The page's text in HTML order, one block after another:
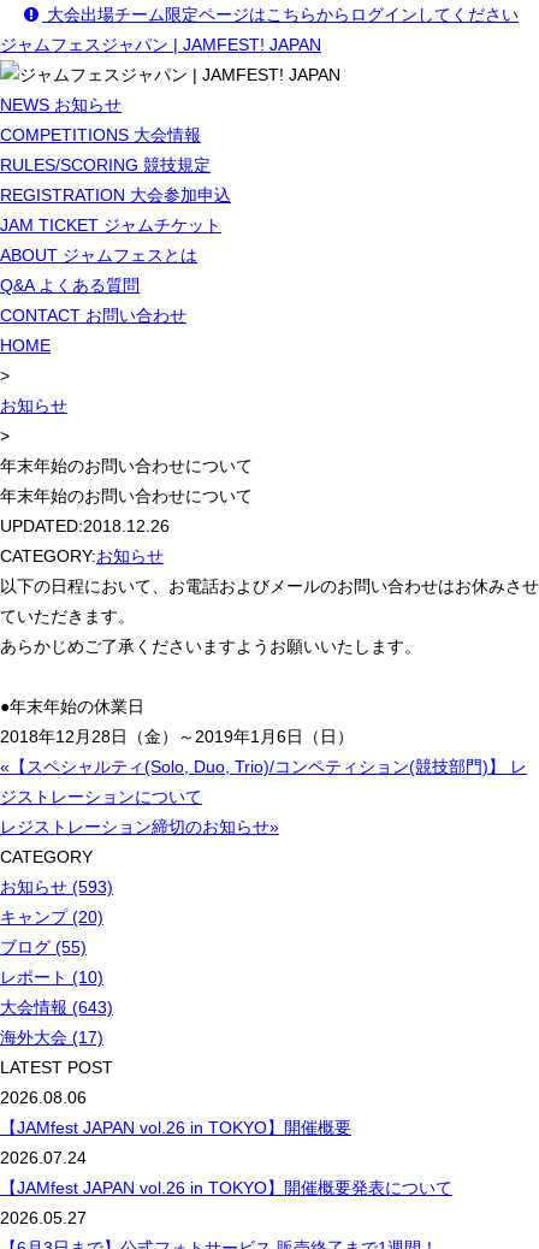
大会出場チーム限定ページはこちらからログインしてください
ジャムフェスジャパン | JAMFEST! JAPAN
NEWS お知らせ
COMPETITIONS 大会情報
RULES/SCORING 競技規定
REGISTRATION 大会参加申込
JAM TICKET ジャムチケット
ABOUT ジャムフェスとは
Q&A よくある質問
CONTACT お問い合わせ
HOME
>
お知らせ
>
年末年始のお問い合わせについて
年末年始のお問い合わせについて
UPDATED:2018.12.26
CATEGORY:お知らせ
以下の日程において、お電話およびメールのお問い合わせはお休みさせ
ていただきます。
あらかじめご了承くださいますようお願いいたします。
●年末年始の休業日
2018年12月28日（金）～2019年1月6日（日）
«【スペシャルティ(Solo, Duo, Trio)/コンペティション(競技部門)】 レ
ジストレーションについて
レジストレーション締切のお知らせ»
CATEGORY
お知らせ (593)
キャンプ (20)
ブログ (55)
レポート (10)
大会情報 (643)
海外大会 (17)
LATEST POST
2026.08.06
【JAMfest JAPAN vol.26 in TOKYO】開催概要
2026.07.24
【JAMfest JAPAN vol.26 in TOKYO】開催概要発表について
2026.05.27